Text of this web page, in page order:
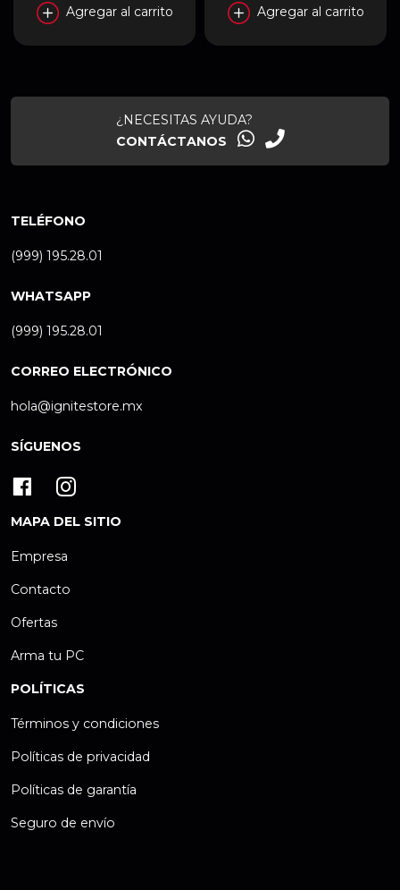
Agregar al carrito
Agregar al carrito
¿NECESITAS AYUDA?
CONTÁCTANOS
TELÉFONO
(999) 195.28.01
WHATSAPP
(999) 195.28.01
CORREO ELECTRÓNICO
hola@ignitestore.mx
SÍGUENOS
MAPA DEL SITIO
Empresa
Contacto
Ofertas
Arma tu PC
POLÍTICAS
Términos y condiciones
Políticas de privacidad
Políticas de garantía
Seguro de envío